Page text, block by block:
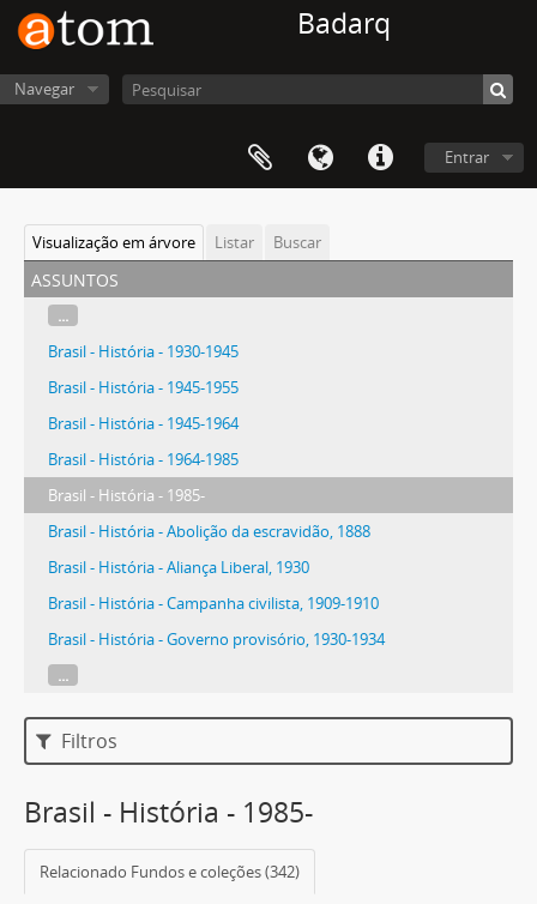
Badarq
Navegar
Entrar
Visualização em árvore Listar Buscar
assuntos
...
Brasil - História - 1930-1945
Brasil - História - 1945-1955
Brasil - História - 1945-1964
Brasil - História - 1964-1985
Brasil - História - 1985-
Brasil - História - Abolição da escravidão, 1888
Brasil - História - Aliança Liberal, 1930
Brasil - História - Campanha civilista, 1909-1910
Brasil - História - Governo provisório, 1930-1934
...
Filtros
Brasil - História - 1985-
Relacionado Fundos e coleções (342)